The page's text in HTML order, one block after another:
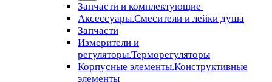
Запчасти и комплектующие
Аксессуары.Смесители и лейки душа
Запчасти
Измерители и
регуляторы.Терморегуляторы
Корпусные элементы.Конструктивные
элементы